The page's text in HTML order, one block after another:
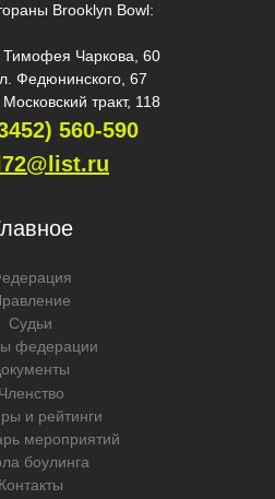
Brooklyn Bowl:
Тимофея Чаркова, 60
Федюнинского, 67
тракт, 118
560-590
Судьи
федерации
Членство
и рейтинги
мероприятий
боулинга
Контакты